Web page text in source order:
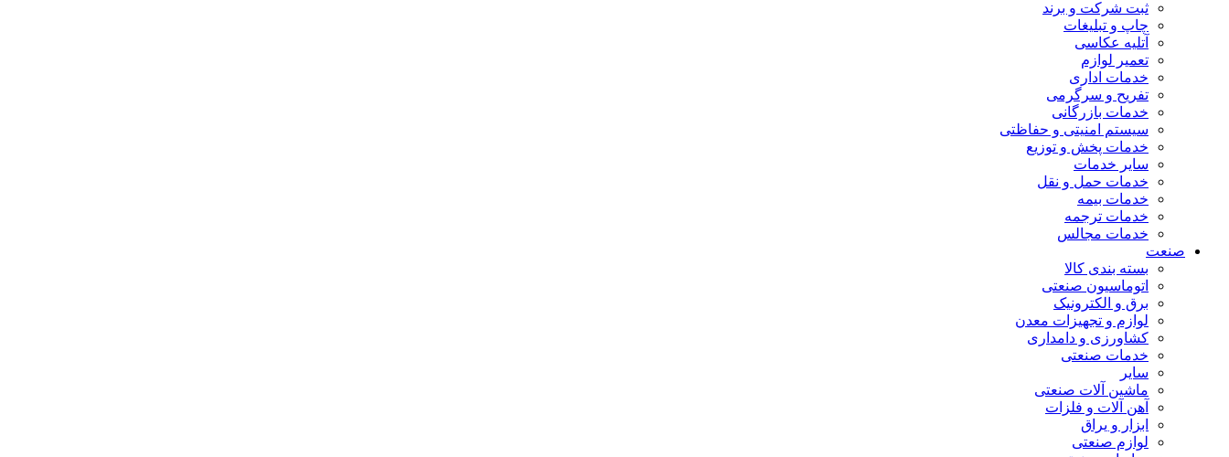
ثبت شرکت و برند
چاپ و تبلیغات
آتلیه عکاسی
تعمیر لوازم
خدمات اداری
تفریح و سرگرمی
خدمات بازرگانی
سیستم امنیتی و حفاظتی
خدمات پخش و توزیع
سایر خدمات
خدمات حمل و نقل
خدمات بیمه
خدمات ترجمه
خدمات مجالس
صنعت
بسته بندی کالا
اتوماسیون صنعتی
برق و الکترونیک
لوازم و تجهیزات معدن
کشاورزی و دامداری
خدمات صنعتی
سایر
ماشین آلات صنعتی
آهن آلات و فلزات
ابزار و یراق
لوازم صنعتی